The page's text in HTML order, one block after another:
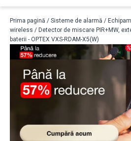
Prima pagină / Sisteme de alarmă /
wireless / Detector de miscare PIR+MW,
baterii - OPTEX VXS-RDAM-X5(W)